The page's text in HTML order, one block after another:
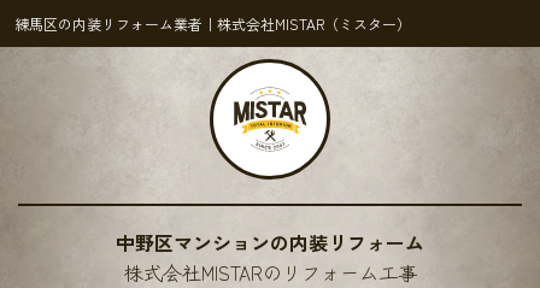
練馬区の内装リフォーム業者｜株式会社MISTAR（ミスター）
中野区マンションの内装リフォーム
株式会社MISTARのリフォーム工事